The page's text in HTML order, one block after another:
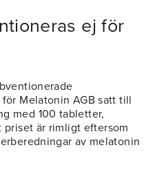
ej för
Melatonin AGB satt till
med 100 tabletter,
priset är rimligt eftersom
av melatonin